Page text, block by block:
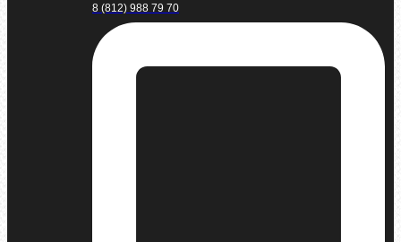
8 (812) 988 79 70